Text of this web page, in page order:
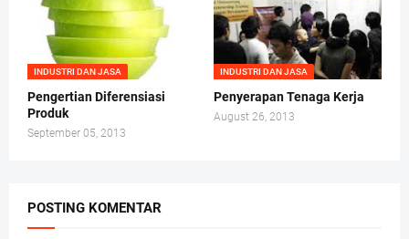
INDUSTRI DAN JASA
Pengertian Diferensiasi
Produk
September 05, 2013
INDUSTRI DAN JASA
Penyerapan Tenaga Kerja
August 26, 2013
POSTING KOMENTAR